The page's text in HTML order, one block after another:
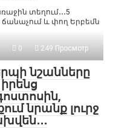
տեղում․․․5
և փող Երբեմն
0 249 Просмотр
նշանները
նրանք լուրջ